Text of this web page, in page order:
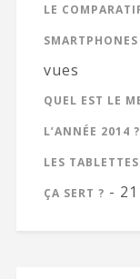
LE
vues
QUEL EST LE
L’ANNÉE 2014 ?
LES
ÇA SERT ? -